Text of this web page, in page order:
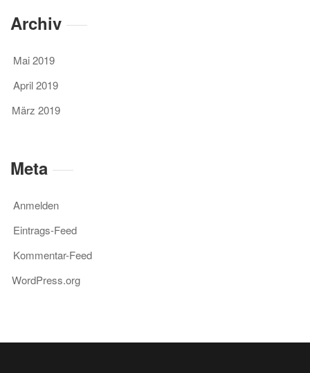
Archiv
Mai 2019
April 2019
März 2019
Meta
Anmelden
Eintrags-Feed
Kommentar-Feed
WordPress.org